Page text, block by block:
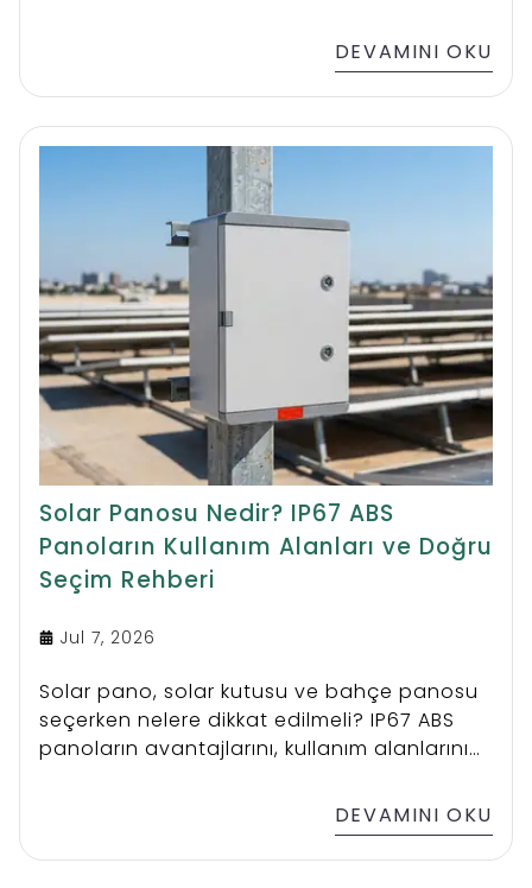
DEVAMINI OKU
Solar Panosu Nedir? IP67 ABS
Panoların Kullanım Alanları ve Doğru
Seçim Rehberi
Jul 7, 2026
Solar pano, solar kutusu ve bahçe panosu
seçerken nelere dikkat edilmeli? IP67 ABS
panoların avantajlarını, kullanım alanlarını
DEVAMINI OKU